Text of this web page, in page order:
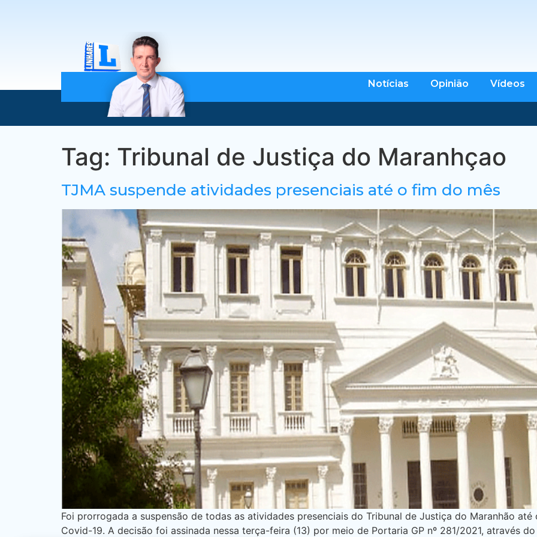
Notícias Opinião Vídeos
Tag: Tribunal de Justiça do Maranhçao
TJMA suspende atividades presenciais até o fim do mês
Foi prorrogada a suspensão de todas as atividades presenciais do Tribunal de Justiça do Maranhão
Covid-19. A decisão foi assinada nessa terça-feira (13) por meio de Portaria GP nº 281/2021, através